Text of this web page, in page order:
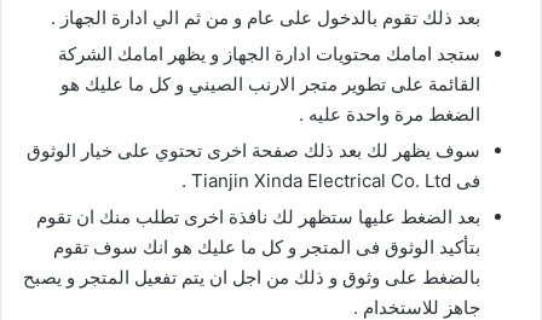
بعد ذلك تقوم بالدخول على عام و من ثم الي ادارة الجهاز .
ستجد امامك محتويات ادارة الجهاز و يظهر امامك الشركة
القائمة على تطوير متجر الارنب الصيني و كل ما عليك هو
الضغط مرة واحدة عليه .
سوف يظهر لك بعد ذلك صفحة اخرى تحتوي على خيار الوثوق
فى Tianjin Xinda Electrical Co. Ltd .
بعد الضغط عليها ستظهر لك نافذة اخرى تطلب منك ان تقوم
بتأكيد الوثوق فى المتجر و كل ما عليك هو انك سوف تقوم
بالضغط على وثوق و ذلك من اجل ان يتم تفعيل المتجر و يصبح
جاهز للاستخدام .